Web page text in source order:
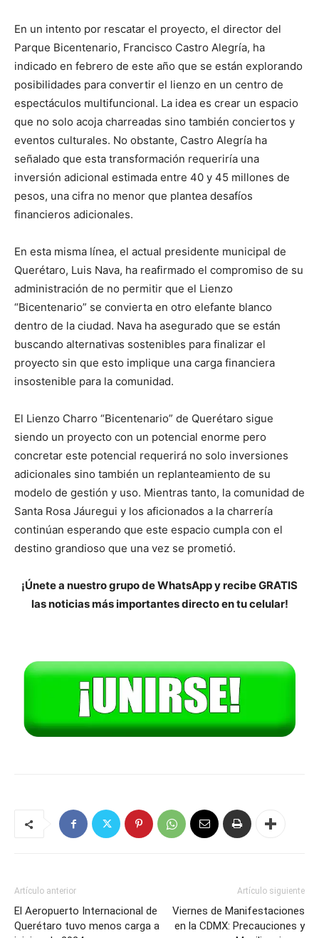
En un intento por rescatar el proyecto, el director del
Parque Bicentenario, Francisco Castro Alegría, ha
indicado en febrero de este año que se están explorando
posibilidades para convertir el lienzo en un centro de
espectáculos multifuncional. La idea es crear un espacio
que no solo acoja charreadas sino también conciertos y
eventos culturales. No obstante, Castro Alegría ha
señalado que esta transformación requeriría una
inversión adicional estimada entre 40 y 45 millones de
pesos, una cifra no menor que plantea desafíos
financieros adicionales.
En esta misma línea, el actual presidente municipal de
Querétaro, Luis Nava, ha reafirmado el compromiso de su
administración de no permitir que el Lienzo
“Bicentenario” se convierta en otro elefante blanco
dentro de la ciudad. Nava ha asegurado que se están
buscando alternativas sostenibles para finalizar el
proyecto sin que esto implique una carga financiera
insostenible para la comunidad.
El Lienzo Charro “Bicentenario” de Querétaro sigue
siendo un proyecto con un potencial enorme pero
concretar este potencial requerirá no solo inversiones
adicionales sino también un replanteamiento de su
modelo de gestión y uso. Mientras tanto, la comunidad de
Santa Rosa Jáuregui y los aficionados a la charrería
continúan esperando que este espacio cumpla con el
destino grandioso que una vez se prometió.
¡Únete a nuestro grupo de WhatsApp y recibe GRATIS
las noticias más importantes directo en tu celular!
Artículo anterior
El Aeropuerto Internacional de
Querétaro tuvo menos carga a
Artículo siguiente
Viernes de Manifestaciones
en la CDMX: Precauciones y